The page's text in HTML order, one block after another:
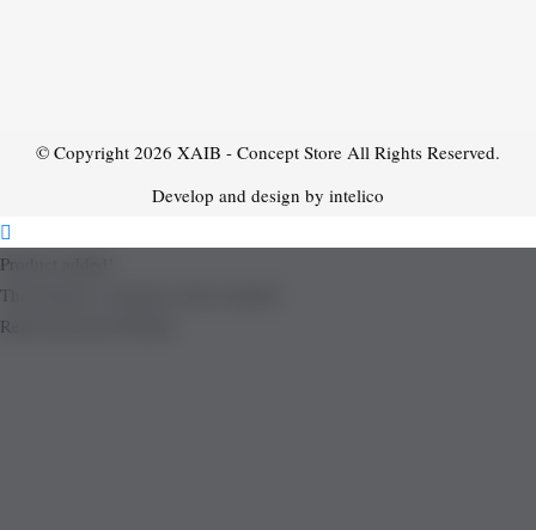
© Copyright 2026 XAIB - Concept Store All Rights Reserved.
Develop and design by intelico
Product added!
The product is already in the wishlist!
Removed from Wishlist